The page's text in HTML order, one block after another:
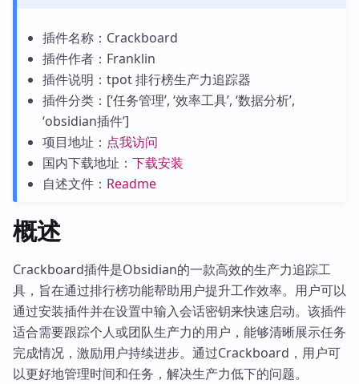
插件名称：Crackboard
插件作者：Franklin
插件说明：tpot 排行榜生产力追踪器
插件分类：[‘任务管理’, ‘效率工具’, ‘数据分析’,
‘obsidian插件’]
项目地址： 点我访问
国内下载地址： 下载安装
自述文件： Readme
概述
Crackboard插件是Obsidian的一款高效的生产力追踪工
具，旨在通过排行榜功能帮助用户提升工作效率。用户可以
通过安装插件并在设置中输入会话密钥来快速启动。该插件
适合需要跟踪个人或团队生产力的用户，能够清晰展示任务
完成情况，激励用户持续进步。通过Crackboard，用户可
以更好地管理时间和任务，解决生产力低下的问题。